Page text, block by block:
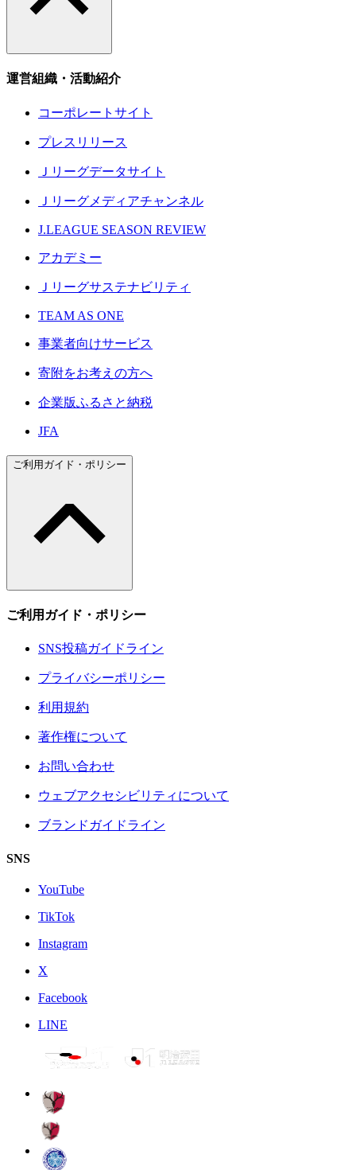
運営組織・活動紹介
コーポレートサイト
プレスリリース
Ｊリーグデータサイト
Ｊリーグメディアチャンネル
J.LEAGUE SEASON REVIEW
アカデミー
Ｊリーグサステナビリティ
TEAM AS ONE
事業者向けサービス
寄附をお考えの方へ
企業版ふるさと納税
JFA
ご利用ガイド・ポリシー
ご利用ガイド・ポリシー
SNS投稿ガイドライン
プライバシーポリシー
利用規約
著作権について
お問い合わせ
ウェブアクセシビリティについて
ブランドガイドライン
SNS
YouTube
TikTok
Instagram
X
Facebook
LINE